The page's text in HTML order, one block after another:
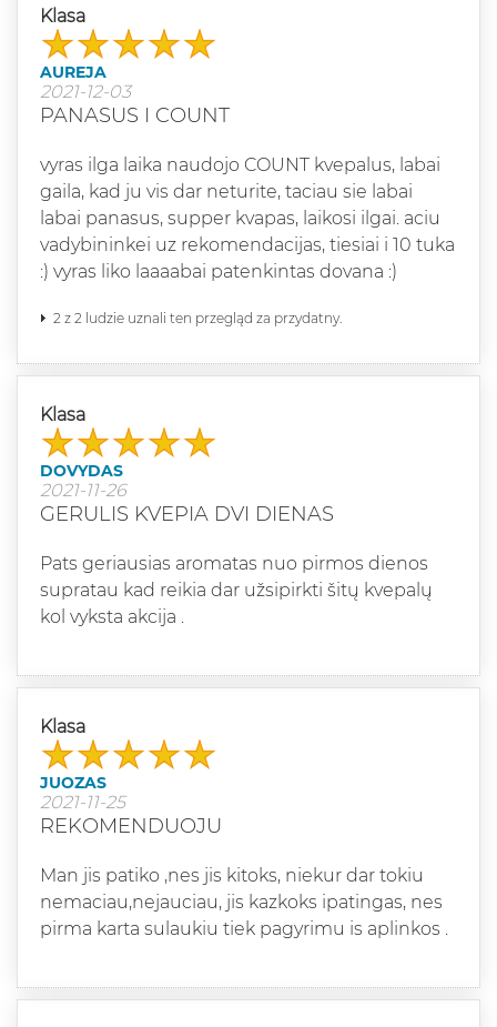
Klasa
AUREJA
2021-12-03
PANASUS I COUNT
vyras ilga laika naudojo COUNT kvepalus, labai
gaila, kad ju vis dar neturite, taciau sie labai
labai panasus, supper kvapas, laikosi ilgai. aciu
vadybininkei uz rekomendacijas, tiesiai i 10 tuka
:) vyras liko laaaabai patenkintas dovana :)
2 z 2 ludzie uznali ten przegląd za przydatny.
Klasa
DOVYDAS
2021-11-26
GERULIS KVEPIA DVI DIENAS
Pats geriausias aromatas nuo pirmos dienos
supratau kad reikia dar užsipirkti šitų kvepalų
kol vyksta akcija .
Klasa
JUOZAS
2021-11-25
REKOMENDUOJU
Man jis patiko ,nes jis kitoks, niekur dar tokiu
nemaciau,nejauciau, jis kazkoks ipatingas, nes
pirma karta sulaukiu tiek pagyrimu is aplinkos .